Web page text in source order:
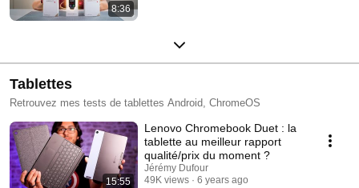
8:36
Tablettes
Retrouvez mes tests de tablettes Android, ChromeOS
15:55
Lenovo Chromebook Duet : la
tablette au meilleur rapport
qualité/prix du moment ?
Jérémy Dufour
49K views
6 years ago